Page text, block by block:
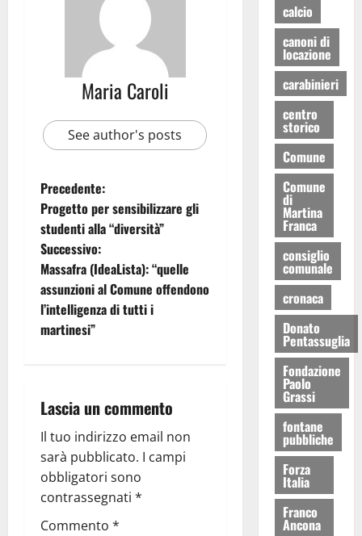
Maria Caroli
See author's posts
Precedente:
Progetto per sensibilizzare gli
studenti alla “diversità”
Successivo:
Massafra (IdeaLista): “quelle
assunzioni al Comune offendono
l’intelligenza di tutti i
martinesi”
Lascia un commento
Il tuo indirizzo email non
sarà pubblicato. I campi
obbligatori sono
contrassegnati *
Commento *
calcio
canoni di
locazione
carabinieri
centro
storico
Comune
Comune
di
Martina
Franca
consiglio
comunale
cronaca
Donato
Pentassuglia
Fondazione
Paolo
Grassi
fontane
pubbliche
Forza
Italia
Franco
Ancona